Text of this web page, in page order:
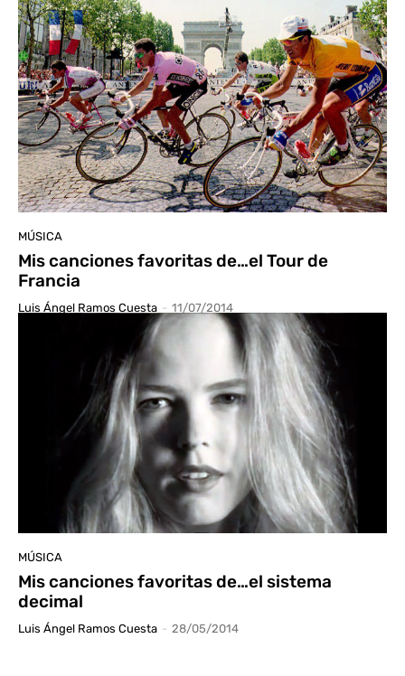
MÚSICA
Mis canciones favoritas de…el Tour de
Francia
Luis Ángel Ramos Cuesta - 11/07/2014
MÚSICA
Mis canciones favoritas de…el sistema
decimal
Luis Ángel Ramos Cuesta - 28/05/2014